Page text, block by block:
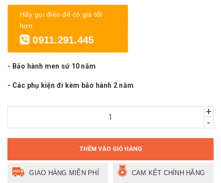
Hãy gọi điện để có giá tốt
hơn
0911.291.445
- Bảo hành men sứ 10 năm
- Các phụ kiện đi kèm bảo hành 2 năm
+
-
THÊM VÀO GIỎ HÀNG
GIAO HÀNG MIỄN PHÍ CAM KẾT CHÍNH HÃNG